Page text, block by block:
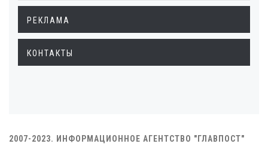
РЕКЛАМА
КОНТАКТЫ
2007-2023. ИНФОРМАЦИОННОЕ АГЕНТСТВО "ГЛАВПОСТ"